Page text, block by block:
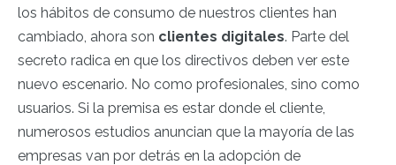
los hábitos de consumo de nuestros clientes han
cambiado, ahora son clientes digitales. Parte del
secreto radica en que los directivos deben ver este
nuevo escenario. No como profesionales, sino como
usuarios. Si la premisa es estar donde el cliente,
numerosos estudios anuncian que la mayoría de las
empresas van por detrás en la adopción de